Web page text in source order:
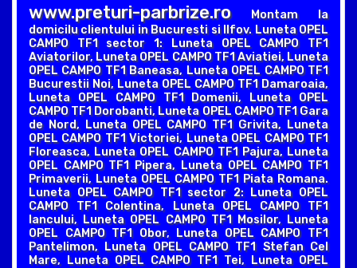
www.preturi-parbrize.roMontam la
domicilu clientului in Bucuresti si Ilfov. Luneta OPEL
CAMPO TF1 sector 1: Luneta OPEL CAMPO TF1
Aviatorilor, Luneta OPEL CAMPO TF1 Aviatiei, Luneta
OPEL CAMPO TF1 Baneasa, Luneta OPEL CAMPO TF1
Bucurestii Noi, Luneta OPEL CAMPO TF1 Damaroaia,
Luneta OPEL CAMPO TF1 Domenii, Luneta OPEL
CAMPO TF1 Dorobanti, Luneta OPEL CAMPO TF1 Gara
de Nord, Luneta OPEL CAMPO TF1 Grivita, Luneta
OPEL CAMPO TF1 Victoriei, Luneta OPEL CAMPO TF1
Floreasca, Luneta OPEL CAMPO TF1 Pajura, Luneta
OPEL CAMPO TF1 Pipera, Luneta OPEL CAMPO TF1
Primaverii, Luneta OPEL CAMPO TF1 Piata Romana.
Luneta OPEL CAMPO TF1 sector 2: Luneta OPEL
CAMPO TF1 Colentina, Luneta OPEL CAMPO TF1
Iancului, Luneta OPEL CAMPO TF1 Mosilor, Luneta
OPEL CAMPO TF1 Obor, Luneta OPEL CAMPO TF1
Pantelimon, Luneta OPEL CAMPO TF1 Stefan Cel
Mare, Luneta OPEL CAMPO TF1 Tei, Luneta OPEL